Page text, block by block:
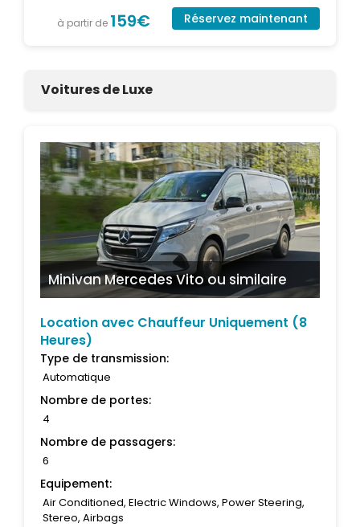
à partir de 159€ Réservez maintenant
Voitures de Luxe
Minivan Mercedes Vitoou similaire
Location avec Chauffeur Uniquement (8
Heures)
Type de transmission:
Automatique
Nombre de portes:
4
Nombre de passagers:
6
Equipement:
Air Conditioned, Electric Windows, Power Steering,
Stereo, Airbags